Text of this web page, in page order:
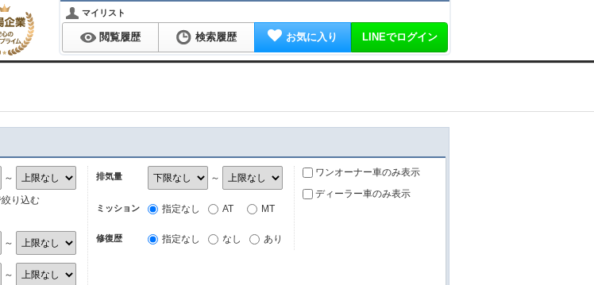
マイリスト
閲覧履歴 検索履歴 お気に入り LINEでログイン
～
り込む
～
～
排気量 ～
ミッション 指定なし AT MT
修復歴 指定なし なし あり
ワンオーナー車のみ表示
ディーラー車のみ表示